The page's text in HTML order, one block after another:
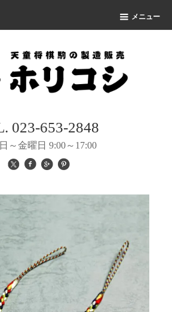
メニュー
023-653-2848
～金曜日 9:00～17:00